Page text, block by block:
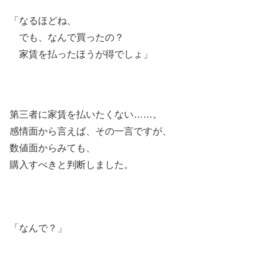
「なるほどね、
でも、なんで買ったの？
家賃を払ったほうが得でしょ」
第三者に家賃を払いたくない……。
感情面から言えば、その一言ですが、
数値面からみても、
購入すべきと判断しました。
「なんで？」